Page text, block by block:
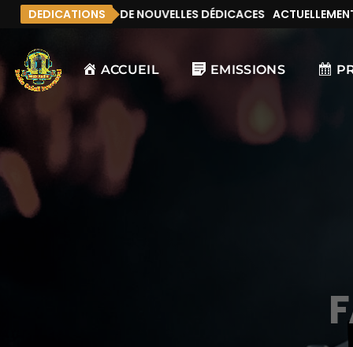
DEDICATIONS
IL N’Y A PAS DE NOUVELLES DÉDICACES ACTUELLEMENT,
ACCUEIL EMISSIONS